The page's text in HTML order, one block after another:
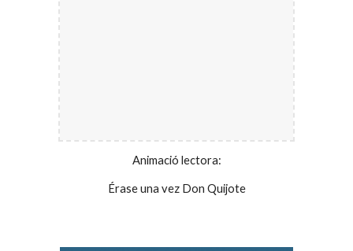
Animació lectora:
Érase una vez Don Quijote